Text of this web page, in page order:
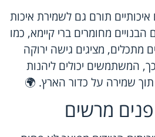
תורם גם לשמירת איכות
הבנויים מחומרים ברי קיימא, כמו
מתכלים, מציגים גישה ירוקה
כך, המשתמשים יכולים ליהנות
תוך שמירה על כדור הארץ. 🌍
מרשים